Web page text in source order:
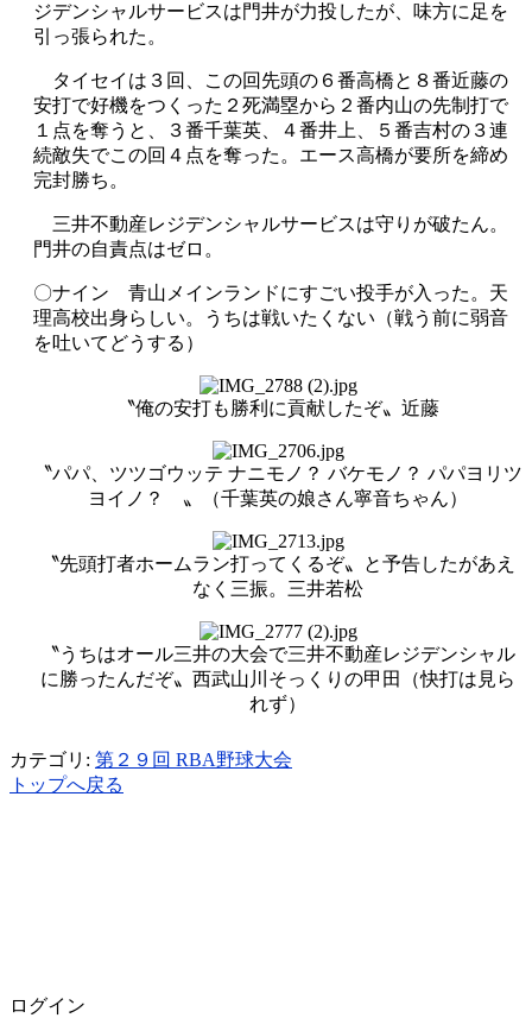
ジデンシャルサービスは門井が力投したが、味方に足を
引っ張られた。
タイセイは３回、この回先頭の６番高橋と８番近藤の
安打で好機をつくった２死満塁から２番内山の先制打で
１点を奪うと、３番千葉英、４番井上、５番吉村の３連
続敵失でこの回４点を奪った。エース高橋が要所を締め
完封勝ち。
三井不動産レジデンシャルサービスは守りが破たん。
門井の自責点はゼロ。
〇ナイン 青山メインランドにすごい投手が入った。天
理高校出身らしい。うちは戦いたくない（戦う前に弱音
を吐いてどうする）
〝俺の安打も勝利に貢献したぞ〟近藤
〝パパ、ツツゴウッテ ナニモノ？ バケモノ？ パパヨリツ
ヨイノ？ 〟（千葉英の娘さん寧音ちゃん）
〝先頭打者ホームラン打ってくるぞ〟と予告したがあえ
なく三振。三井若松
〝うちはオール三井の大会で三井不動産レジデンシャル
に勝ったんだぞ〟西武山川そっくりの甲田（快打は見ら
れず）
カテゴリ: 第２９回 RBA野球大会
トップへ戻る
ログイン